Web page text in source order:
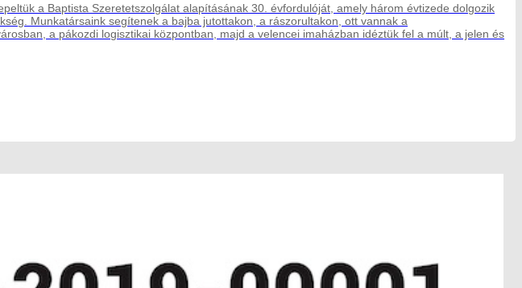
a Baptista Szeretetszolgálat alapításának 30. évfordulóját, amely három évtizede dolgozik
Munkatársaink segítenek a bajba jutottakon, a rászorultakon, ott vannak a
a pákozdi logisztikai központban, majd a velencei imaházban idéztük fel a múlt, a jelen és